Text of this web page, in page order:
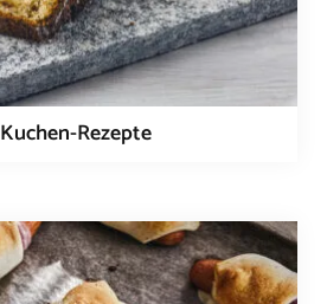
Kuchen-Rezepte